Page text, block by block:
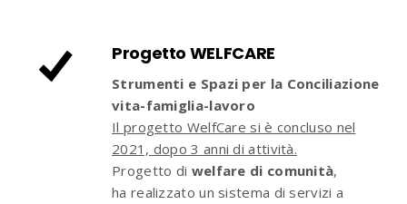
Progetto WELFCARE
Strumenti e Spazi per la Conciliazione
vita-famiglia-lavoro
Il progetto WelfCare si è concluso nel
2021, dopo 3 anni di attività.
Progetto di welfare di comunità,
ha realizzato un sistema di servizi a